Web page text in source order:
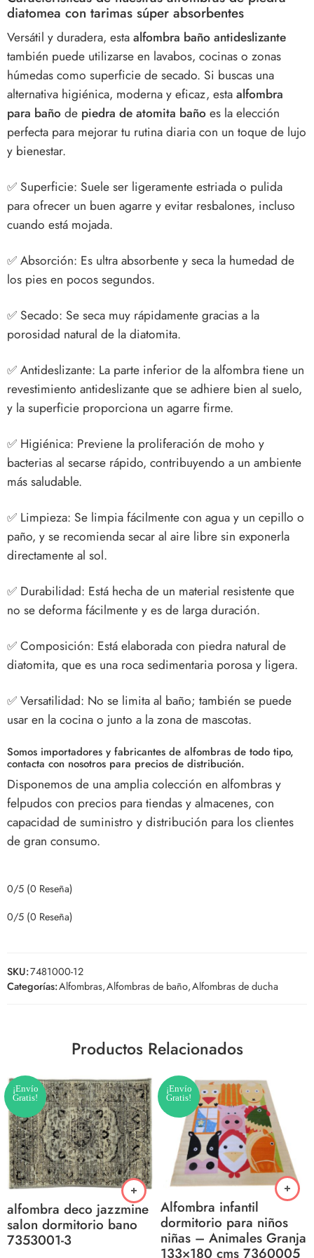
diatomea con tarimas súper absorbentes
Versátil y duradera, estaalfombra baño antideslizante
también puede utilizarse en lavabos, cocinas o zonas
húmedas como superficie de secado. Si buscas una
alternativa higiénica, moderna y eficaz, estaalfombra
para bañode piedra de atomita bañoes la elección
perfecta para mejorar tu rutina diaria con un toque de lujo
y bienestar.
✅Superficie: Suele ser ligeramente estriada o pulida
para ofrecer un buen agarre y evitar resbalones, incluso
cuando está mojada.
✅Absorción: Es ultra absorbente y seca la humedad de
los pies en pocos segundos.
✅Secado: Se seca muy rápidamente gracias a la
porosidad natural de la diatomita.
✅Antideslizante: La parte inferior de la alfombra tiene un
revestimiento antideslizante que se adhiere bien al suelo,
y la superficie proporciona un agarre firme.
✅ Higiénica: Previene la proliferación de moho y
bacterias al secarse rápido, contribuyendo a un ambiente
más saludable.
✅ Limpieza: Se limpia fácilmente con agua y un cepillo o
paño, y se recomienda secar al aire libre sin exponerla
directamente al sol.
✅ Durabilidad: Está hecha de un material resistente que
no se deforma fácilmente y es de larga duración.
✅Composición: Está elaborada con piedra natural de
diatomita, que es una roca sedimentaria porosa y ligera.
✅Versatilidad: No se limita al baño; también se puede
usar en la cocina o junto a la zona de mascotas.
Somos importadores y fabricantes de alfombras de todo tipo,
contacta con nosotros para precios de distribución.
Disponemos de una amplia colección en alfombras y
felpudos con precios para tiendas y almacenes, con
capacidad de suministro y distribución para los clientes
de gran consumo.
0/5 (0 Reseña)
0/5 (0 Reseña)
SKU:7481000-12
Categorías:Alfombras,Alfombras de baño,Alfombras de ducha
Productos Relacionados
¡Envío
Gratis!
alfombra deco jazzmine
salon dormitorio bano
7353001-3
¡Envío
Gratis!
Alfombra infantil
dormitorio para niños
niñas – Animales Granja
133×180 cms 7360005